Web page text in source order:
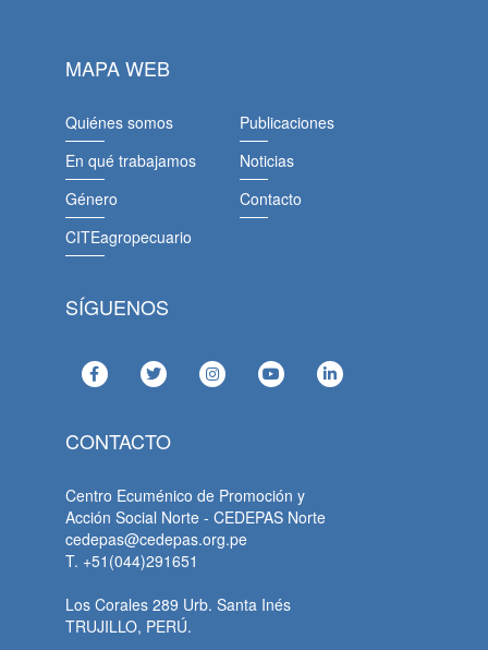
MAPA WEB
Quiénes somos
En qué trabajamos
Género
CITEagropecuario
Publicaciones
Noticias
Contacto
SÍGUENOS
CONTACTO
Centro Ecuménico de Promoción y
Acción Social Norte - CEDEPAS Norte
cedepas@cedepas.org.pe
T. +51(044)291651
Los Corales 289 Urb. Santa Inés
TRUJILLO, PERÚ.